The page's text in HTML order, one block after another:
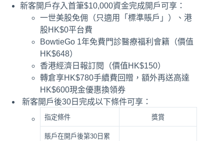
新客開戶存入首筆$10,000資金完成開戶可享：
一世美股免佣（只適用「標準賬戶」）、港
股HK$0平台費
BowtieGo 1年免費門診醫療福利會籍（價值
HK$648）
香港經濟日報訂閱（價值HK$150）
轉倉享HK$780手續費回贈，額外再送高達
HK$600現金優惠換領券
新客開戶後30日完成以下條件可享：
指定條件 獎賞
賬戶在開戶後第30日累